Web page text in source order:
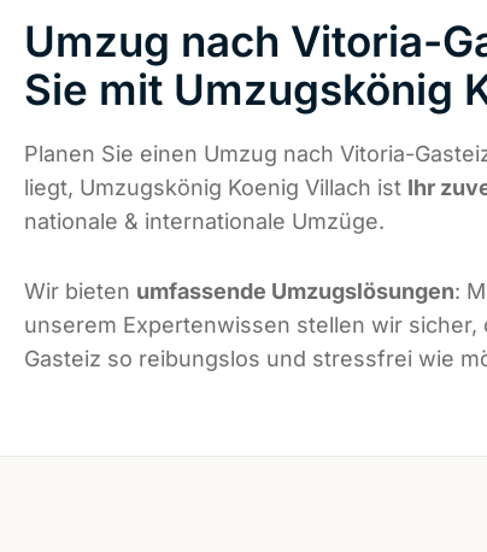
Umzug nach Vitoria-
Sie mit Umzugskönig
Planen Sie einen Umzug nach Vitoria-
liegt, Umzugskönig Koenig Villach ist Ihr
nationale & internationale Umzüge.
Wir bieten umfassende Umzugslösungen:
unserem Expertenwissen stellen wir sicher,
Gasteiz so reibungslos und stressfrei wie